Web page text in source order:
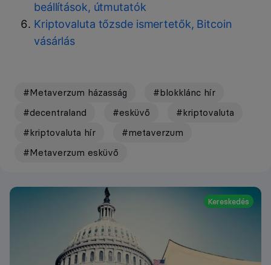
beállítások, útmutatók
Kriptovaluta tőzsde ismertetők, Bitcoin
vásárlás
#Metaverzum házasság
#blokklánc hír
#decentraland
#esküvő
#kriptovaluta
#kriptovaluta hír
#metaverzum
#Metaverzum esküvő
Kereskedés